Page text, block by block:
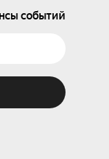
событий